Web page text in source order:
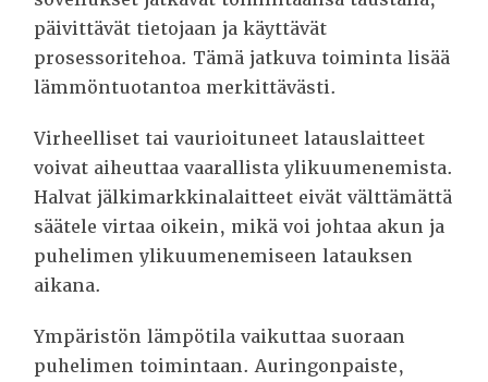
päivittävät tietojaan ja käyttävät
prosessoritehoa. Tämä jatkuva toiminta lisää
lämmöntuotantoa merkittävästi.
Virheelliset tai vaurioituneet latauslaitteet
voivat aiheuttaa vaarallista ylikuumenemista.
Halvat jälkimarkkinalaitteet eivät välttämättä
säätele virtaa oikein, mikä voi johtaa akun ja
puhelimen ylikuumenemiseen latauksen
aikana.
Ympäristön lämpötila vaikuttaa suoraan
puhelimen toimintaan. Auringonpaiste,